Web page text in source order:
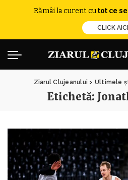
Rămâi la curent cutot ce
CLICK AICI
Ziarul Clujeanului > Ultimele
Etichetă: